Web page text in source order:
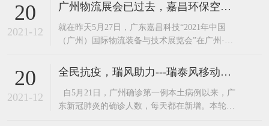
20
2021-12
广州物流展会已过去，嘉昌环保空调工业风扇又迎来到了重庆展
​就在昨天5月27日，广东嘉昌科技“2021年中国
（广州）国际物流装备与技术展览会”在广州·中
大核心产品“环保空调”和“工业大风扇”更是吸引
了不少来人在展区了解产品。广东嘉昌在展会的
技术人员可是接待了一波又一波咨询的客人。这
么多年，广东嘉昌已经为韵达、跨境物
20
2021-12
全民抗疫，瑞风助力---瑞泰风移动环保空调厂家关爱在行动
自5月21日，广州确诊第一例本土病例以来，广
东新冠肺炎的确诊人数，每天都在新增。本轮疫